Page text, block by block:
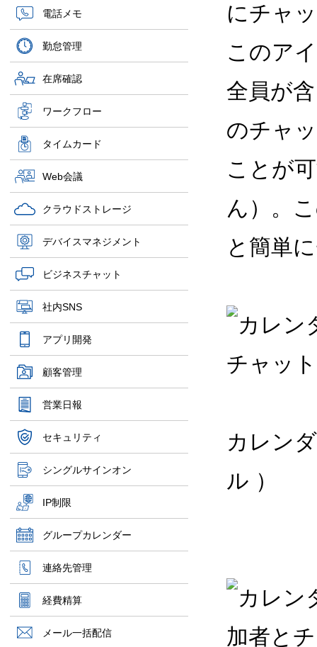
電話メモ
勤怠管理
在席確認
ワークフロー
タイムカード
Web会議
クラウドストレージ
デバイスマネジメント
ビジネスチャット
社内SNS
アプリ開発
顧客管理
営業日報
セキュリティ
シングルサインオン
IP制限
グループカレンダー
連絡先管理
経費精算
メール一括配信
にチャ
このア
全員が
のチャ
ことが
ん）。
と簡単
カレン
ル ）